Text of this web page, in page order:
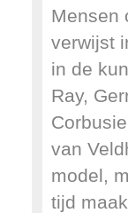
Mensen
verwijst
in de
Ray,
van
model,
tijd